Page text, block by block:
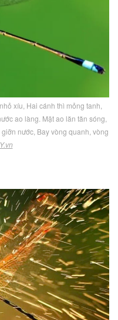
xíu, Hai cánh thì mỏng tanh,
ao làng. Mặt ao lăn tăn sóng,
nước, Bay vòng quanh, vòng